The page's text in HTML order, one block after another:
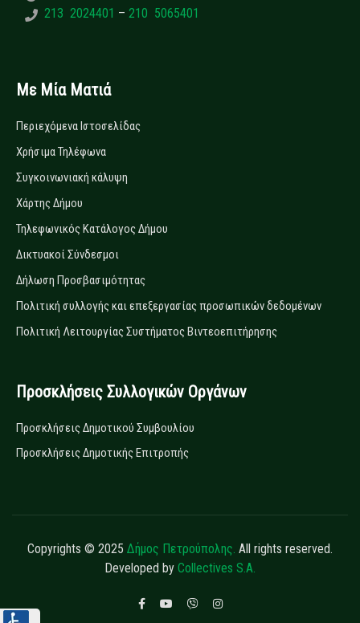
213 2024401 – 210 5065401
Με Μία Ματιά
Περιεχόμενα Ιστοσελίδας
Χρήσιμα Τηλέφωνα
Συγκοινωνιακή κάλυψη
Χάρτης Δήμου
Τηλεφωνικός Κατάλογος Δήμου
Δικτυακοί Σύνδεσμοι
Δήλωση Προσβασιμότητας
Πολιτική συλλογής και επεξεργασίας προσωπικών δεδομένων
Πολιτική Λειτουργίας Συστήματος Βιντεοεπιτήρησης
Προσκλήσεις Συλλογικών Οργάνων
Προσκλήσεις Δημοτικού Συμβουλίου
Προσκλήσεις Δημοτικής Επιτροπής
Copyrights © 2025 Δήμος Πετρούπολης. All rights reserved.
Developed by Collectives S.A.